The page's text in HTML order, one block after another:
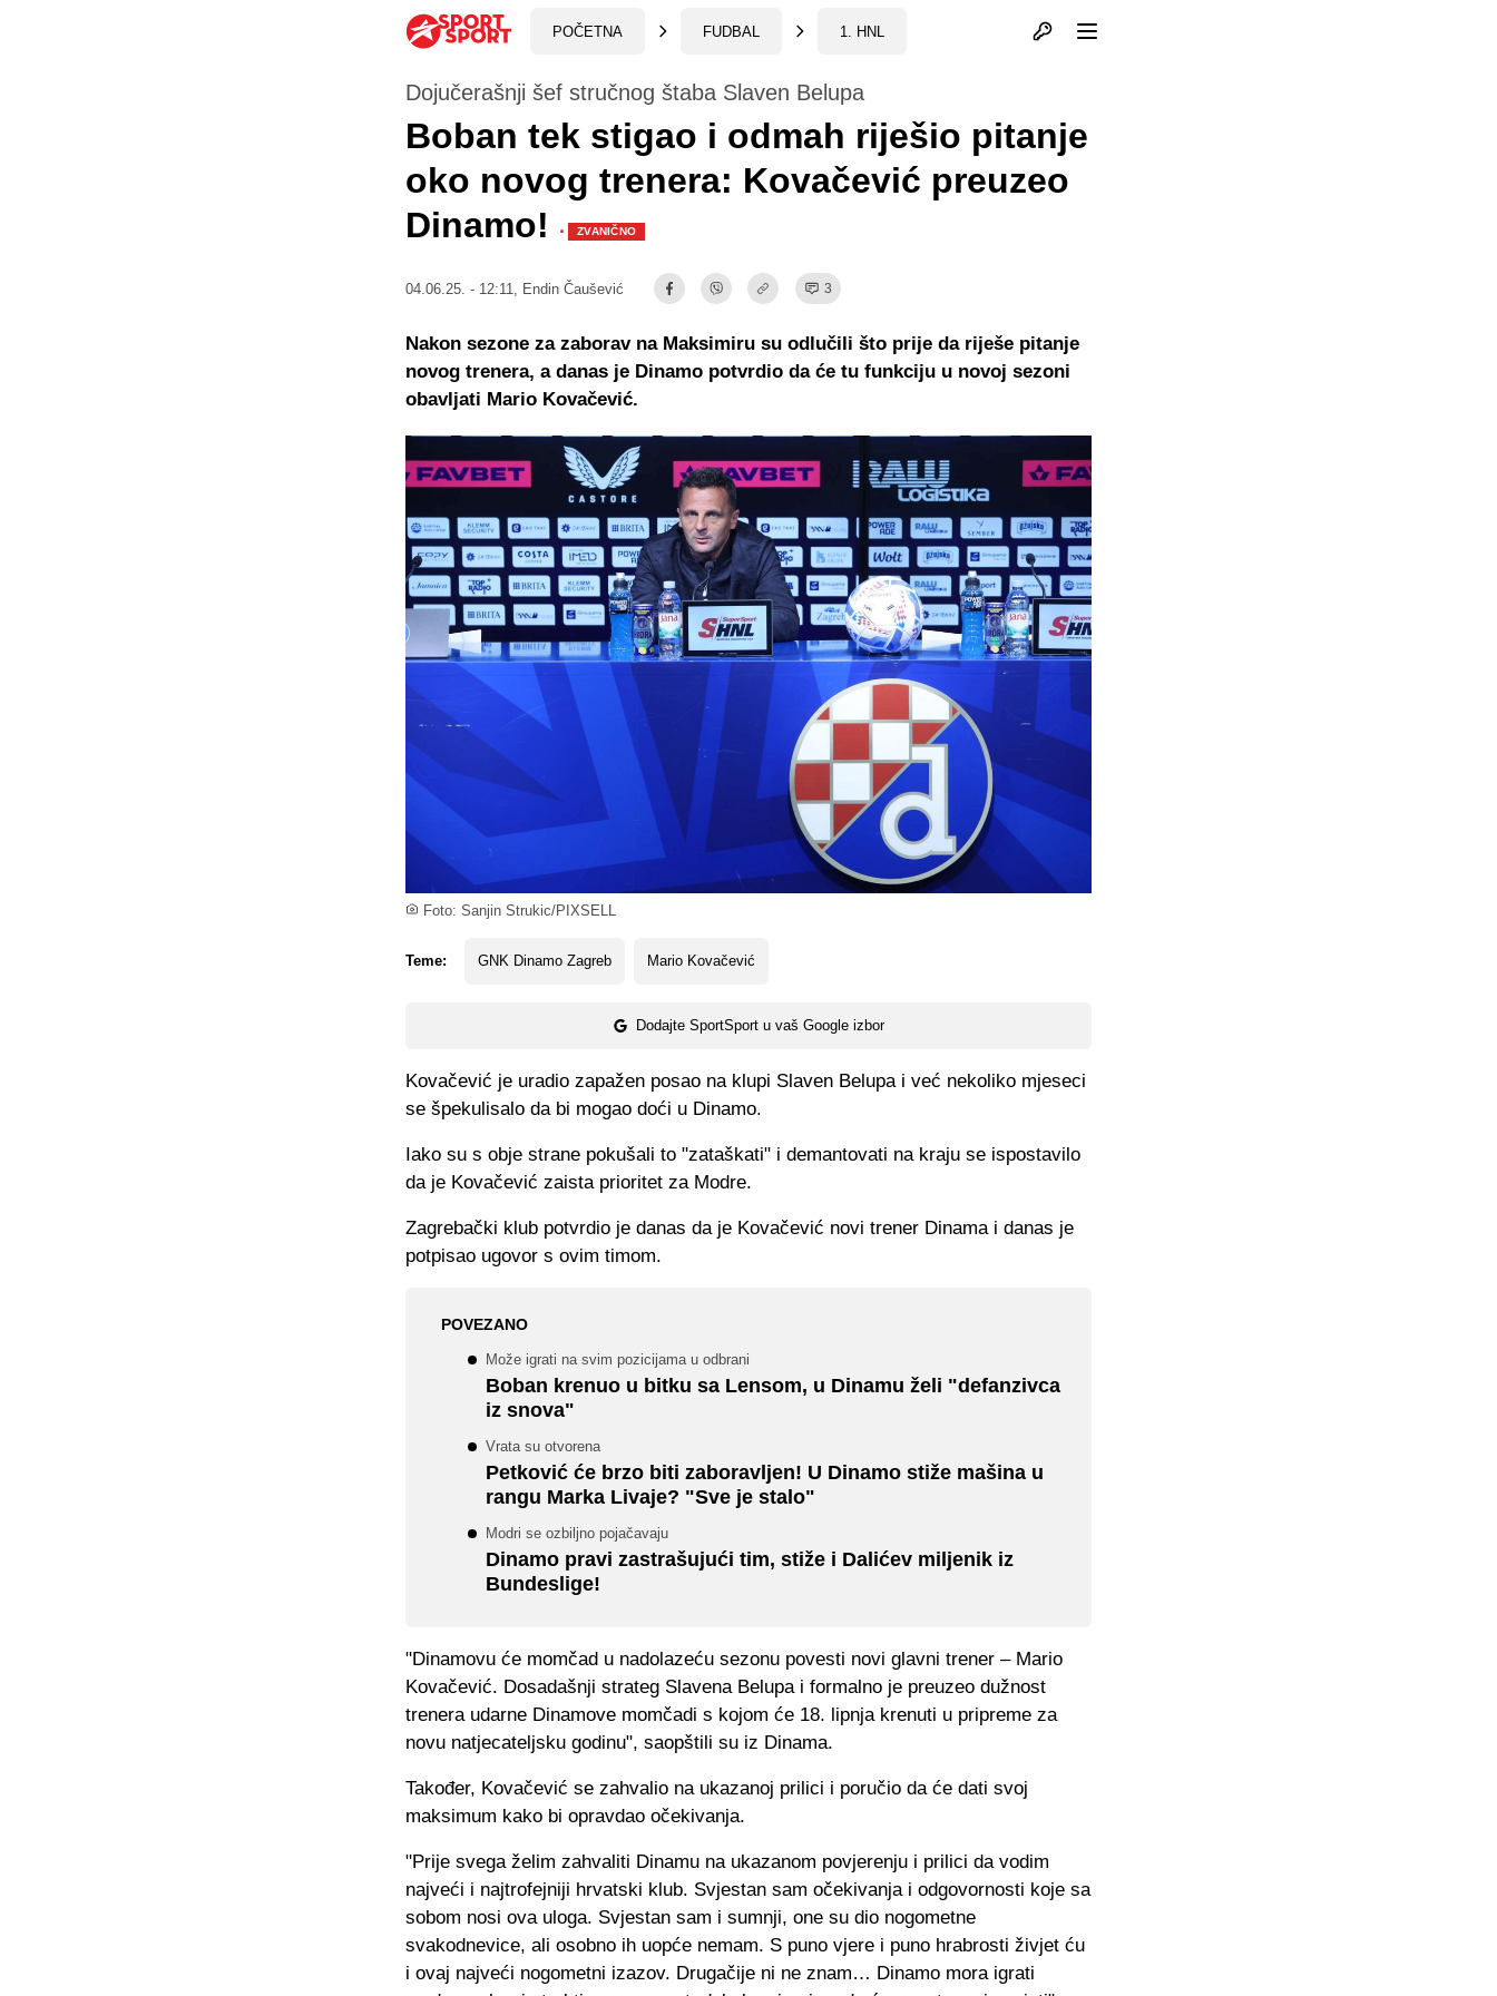
POČETNA FUDBAL 1. HNL Otvori profil
Foto: Sanjin Strukic/PIXSELL
Dojučerašnji šef stručnog štaba Slaven Belupa
Boban tek stigao i odmah riješio pitanje
oko novog trenera: Kovačević preuzeo
Dinamo!
· ZVANIČNO
04.06.25. - 12:11, Endin Čaušević 3
Teme: GNK Dinamo Zagreb Mario Kovačević
Dodajte SportSport u vaš Google izbor
Nakon sezone za zaborav na Maksimiru su odlučili što prije da riješe pitanje
novog trenera, a danas je Dinamo potvrdio da će tu funkciju u novoj sezoni
obavljati Mario Kovačević.
Kovačević je uradio zapažen posao na klupi Slaven Belupa i već nekoliko mjeseci
se špekulisalo da bi mogao doći u Dinamo.
Iako su s obje strane pokušali to "zataškati" i demantovati na kraju se ispostavilo
da je Kovačević zaista prioritet za Modre.
Zagrebački klub potvrdio je danas da je Kovačević novi trener Dinama i danas je
potpisao ugovor s ovim timom.
POVEZANO
Može igrati na svim pozicijama u odbrani
Boban krenuo u bitku sa Lensom, u Dinamu želi "defanzivca
iz snova"
Vrata su otvorena
Petković će brzo biti zaboravljen! U Dinamo stiže mašina u
rangu Marka Livaje? "Sve je stalo"
Modri se ozbiljno pojačavaju
Dinamo pravi zastrašujući tim, stiže i Dalićev miljenik iz
Bundeslige!
"Dinamovu će momčad u nadolazeću sezonu povesti novi glavni trener – Mario
Kovačević. Dosadašnji strateg Slavena Belupa i formalno je preuzeo dužnost
trenera udarne Dinamove momčadi s kojom će 18. lipnja krenuti u pripreme za
novu natjecateljsku godinu", saopštili su iz Dinama.
Također, Kovačević se zahvalio na ukazanoj prilici i poručio da će dati svoj
maksimum kako bi opravdao očekivanja.
"Prije svega želim zahvaliti Dinamu na ukazanom povjerenju i prilici da vodim
najveći i najtrofejniji hrvatski klub. Svjestan sam očekivanja i odgovornosti koje sa
sobom nosi ova uloga. Svjestan sam i sumnji, one su dio nogometne
svakodnevice, ali osobno ih uopće nemam. S puno vjere i puno hrabrosti živjet ću
i ovaj najveći nogometni izazov. Drugačije ni ne znam… Dinamo mora igrati